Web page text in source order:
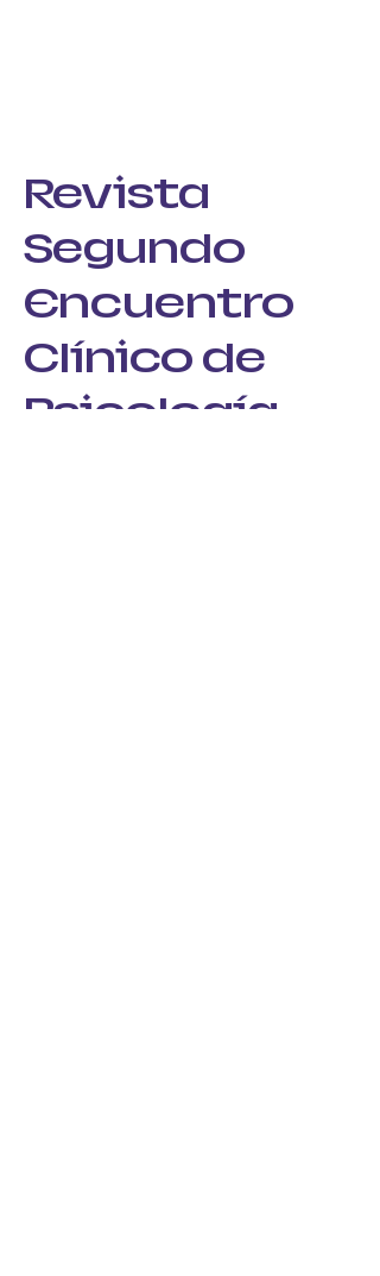
Revista
Segundo
Encuentro
Clínico de
Psicología